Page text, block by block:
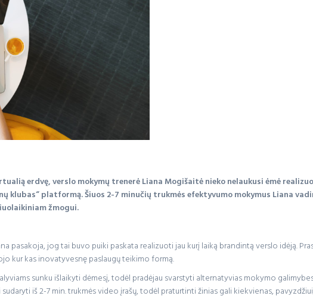
erdvę, verslo mokymų trenerė Liana Mogišaitė nieko nelaukusi ėmė
platformą. Šiuos 2-7 minučių trukmės efektyvumo mokymus Liana
žmogui.
pasakoja, jog tai buvo puiki paskata realizuoti jau kurį laiką brandintą verslo idėją.
kur kas inovatyvesnę paslaugų teikimo formą.
sunku išlaikyti dėmesį, todėl pradėjau svarstyti alternatyvias mokymo
iš 2-7 min. trukmės video įrašų, todėl praturtinti žinias gali kiekvienas,